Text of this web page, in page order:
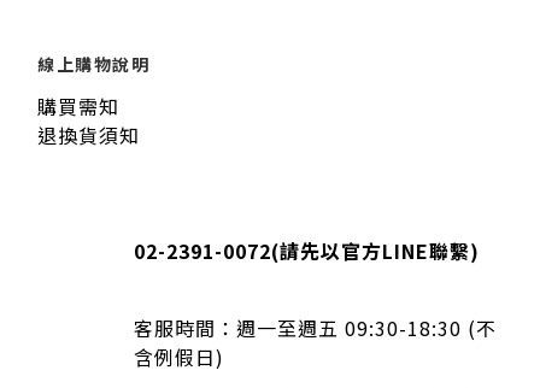
線上購物說明
購買需知
退換貨須知
02-2391-0072(請先以官方LINE聯繫)
客服時間： 週一至週五 09:30-18:30 (不
含例假日)